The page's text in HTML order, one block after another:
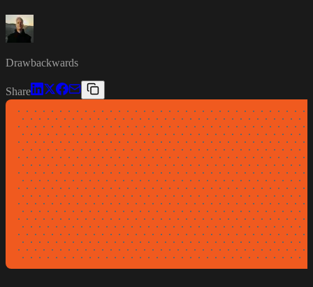
Drawbackwards
Share
· · · · · · · · · · · · · · · · · · · · · · · · · · · · · · · · · ·
· · · · · · · · · · · · · · · · · · · · · · · · · · · · · · · · · ·
· · · · · · · · · · · · · · · · · · · · · · · · · · · · · · · · · ·
· · · · · · · · · · · · · · · · · · · · · · · · · · · · · · · · · ·
· · · · · · · · · · · · · · · · · · · · · · · · · · · · · · · · · ·
· · · · · · · · · · · · · · · · · · · · · · · · · · · · · · · · · ·
· · · · · · · · · · · · · · · · · · · · · · · · · · · · · · · · · ·
· · · · · · · · · · · · · · · · · · · · · · · · · · · · · · · · · ·
· · · · · · · · · · · · · · · · · · · · · · · · · · · · · · · · · ·
· · · · · · · · · · · · · · · · · · · · · · · · · · · · · · · · · ·
· · · · · · · · · · · · · · · · · · · · · · · · · · · · · · · · · ·
· · · · · · · · · · · · · · · · · · · · · · · · · · · · · · · · · ·
· · · · · · · · · · · · · · · · · · · · · · · · · · · · · · · · · ·
· · · · · · · · · · · · · · · · · · · · · · · · · · · · · · · · · ·
· · · · · · · · · · · · · · · · · · · · · · · · · · · · · · · · · ·
· · · · · · · · · · · · · · · · · · · · · · · · · · · · · · · · · ·
· · · · · · · · · · · · · · · · · · · · · · · · · · · · · · · · · ·
· · · · · · · · · · · · · · · · · · · · · · · · · · · · · · · · · ·
· · · · · · · · · · · · · · · · · · · · · · · · · · · · · · · · · ·
· · · · · · · · · · · · · · · · · · · · · · · · · · · · · · · · · ·